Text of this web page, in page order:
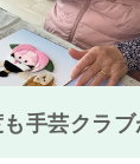
手芸クラ